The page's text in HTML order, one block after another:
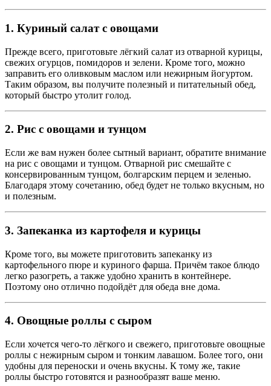
1. Куриный салат с овощами
Прежде всего, приготовьте лёгкий салат из отварной курицы,
свежих огурцов, помидоров и зелени. Кроме того, можно
заправить его оливковым маслом или нежирным йогуртом.
Таким образом, вы получите полезный и питательный обед,
который быстро утолит голод.
2. Рис с овощами и тунцом
Если же вам нужен более сытный вариант, обратите внимание
на рис с овощами и тунцом. Отварной рис смешайте с
консервированным тунцом, болгарским перцем и зеленью.
Благодаря этому сочетанию, обед будет не только вкусным, но
и полезным.
3. Запеканка из картофеля и курицы
Кроме того, вы можете приготовить запеканку из
картофельного пюре и куриного фарша. Причём такое блюдо
легко разогреть, а также удобно хранить в контейнере.
Поэтому оно отлично подойдёт для обеда вне дома.
4. Овощные роллы с сыром
Если хочется чего-то лёгкого и свежего, приготовьте овощные
роллы с нежирным сыром и тонким лавашом. Более того, они
удобны для переноски и очень вкусны. К тому же, такие
роллы быстро готовятся и разнообразят ваше меню.